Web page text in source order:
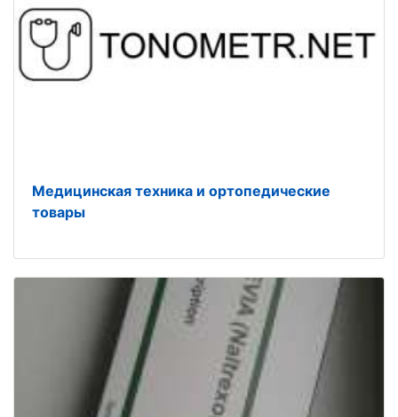
Медицинская техника и ортопедические
товары